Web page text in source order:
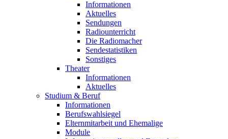
Informationen
Aktuelles
Sendungen
Radiounterricht
Die Radiomacher
Sendestatistiken
Sonstiges
Theater
Informationen
Aktuelles
Studium & Beruf
Informationen
Berufswahlsiegel
Elternmitarbeit und Ehemalige
Module